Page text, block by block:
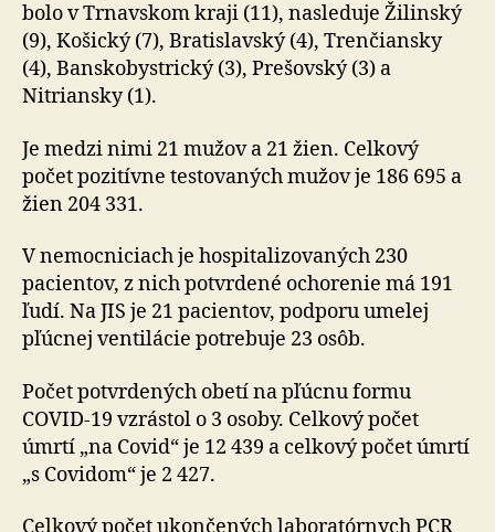
bolo v Trnavskom kraji (11), nasleduje Žilinský
(9), Košický (7), Bratislavský (4), Trenčiansky
(4), Banskobystrický (3), Prešovský (3) a
Nitriansky (1).
Je medzi nimi 21 mužov a 21 žien. Celkový
počet pozitívne testovaných mužov je 186 695 a
žien 204 331.
V nemocniciach je hospitalizovaných 230
pacientov, z nich potvrdené ochorenie má 191
ľudí. Na JIS je 21 pacientov, podporu umelej
pľúcnej ventilácie potrebuje 23 osôb.
Počet potvrdených obetí na pľúcnu formu
COVID-19 vzrástol o 3 osoby. Celkový počet
úmrtí „na Covid“ je 12 439 a celkový počet úmrtí
„s Covidom“ je 2 427.